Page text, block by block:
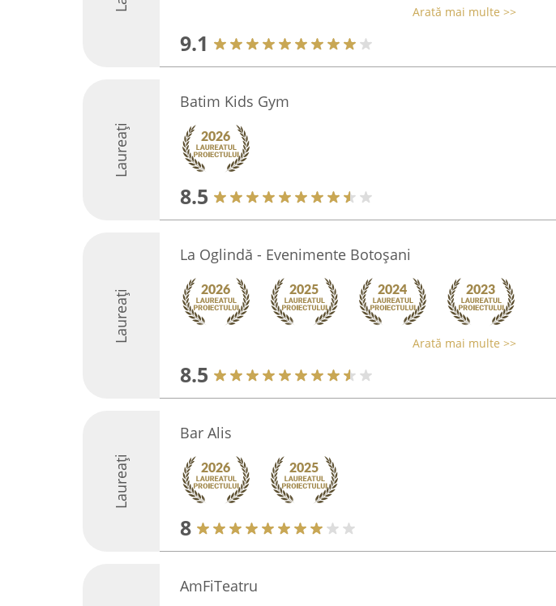
Arată mai multe >>
9.1
Laureați
Batim Kids Gym
8.5
Laureați
La Oglindă - Evenimente Botoșani
Arată mai multe >>
8.5
Laureați
Bar Alis
8
AmFiTeatru